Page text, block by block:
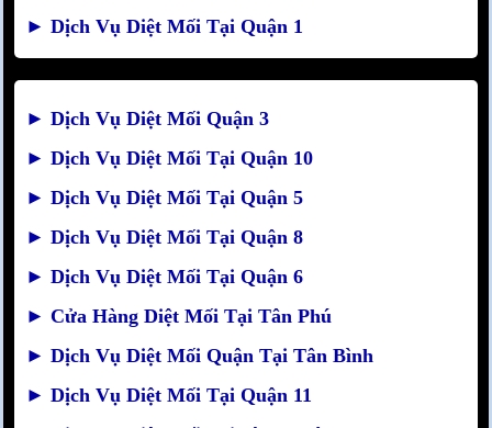
► Dịch Vụ Diệt Mối Tại Quận 1
► Dịch Vụ Diệt Mối Quận 3
► Dịch Vụ Diệt Mối Tại Quận 10
► Dịch Vụ Diệt Mối Tại Quận 5
► Dịch Vụ Diệt Mối Tại Quận 8
► Dịch Vụ Diệt Mối Tại Quận 6
► Cửa Hàng Diệt Mối Tại Tân Phú
► Dịch Vụ Diệt Mối Quận Tại Tân Bình
► Dịch Vụ Diệt Mối Tại Quận 11